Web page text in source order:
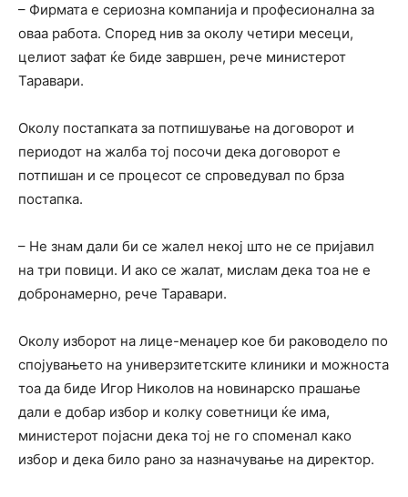
– Фирмата е сериозна компанија и професионална за
оваа работа. Според нив за околу четири месеци,
целиот зафат ќе биде завршен, рече министерот
Таравари.
Околу постапката за потпишување на договорот и
периодот на жалба тој посочи дека договорот е
потпишан и се процесот се спроведувал по брза
постапка.
– Не знам дали би се жалел некој што не се пријавил
на три повици. И ако се жалат, мислам дека тоа не е
добронамерно, рече Таравари.
Околу изборот на лице-менаџер кое би раководело по
спојувањето на универзитетските клиники и можноста
тоа да биде Игор Николов на новинарско прашање
дали е добар избор и колку советници ќе има,
министерот појасни дека тој не го споменал како
избор и дека било рано за назначување на директор.